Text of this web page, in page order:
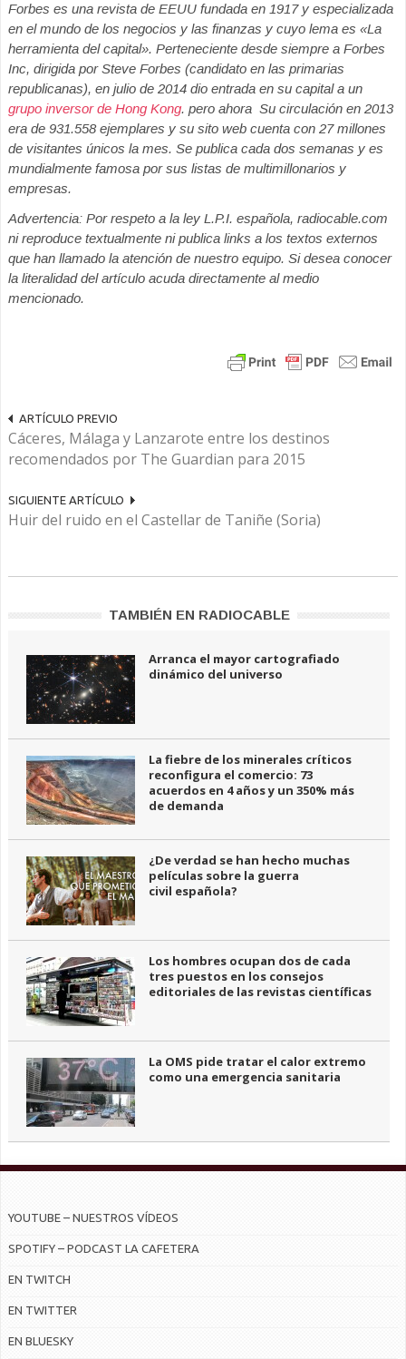
Forbes es una revista de EEUU fundada en 1917 y especializada
en el mundo de los negocios y las finanzas y cuyo lema es «La
herramienta del capital». Perteneciente desde siempre a Forbes
Inc, dirigida por Steve Forbes (candidato en las primarias
republicanas), en julio de 2014 dio entrada en su capital a un
grupo inversor de Hong Kong. pero ahora Su circulación en 2013
era de 931.558 ejemplares y su sito web cuenta con 27 millones
de visitantes únicos la mes. Se publica cada dos semanas y es
mundialmente famosa por sus listas de multimillonarios y
empresas.
Advertencia: Por respeto a la ley L.P.I. española, radiocable.com
ni reproduce textualmente ni publica links a los textos externos
que han llamado la atención de nuestro equipo. Si desea conocer
la literalidad del artículo acuda directamente al medio
mencionado.
ARTÍCULO PREVIO
Cáceres, Málaga y Lanzarote entre los destinos
recomendados por The Guardian para 2015
SIGUIENTE ARTÍCULO
Huir del ruido en el Castellar de Taniñe (Soria)
TAMBIÉN EN RADIOCABLE
Arranca el mayor cartografiado
dinámico del universo
La fiebre de los minerales críticos
reconfigura el comercio: 73
acuerdos en 4 años y un 350% más
de demanda
¿De verdad se han hecho muchas
películas sobre la guerra
civil española?
Los hombres ocupan dos de cada
tres puestos en los consejos
editoriales de las revistas científicas
La OMS pide tratar el calor extremo
como una emergencia sanitaria
YOUTUBE – NUESTROS VÍDEOS
SPOTIFY – PODCAST LA CAFETERA
EN TWITCH
EN TWITTER
EN BLUESKY